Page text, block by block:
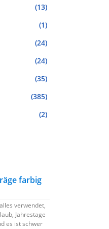
(13)
(1)
(24)
(24)
(35)
(385)
(2)
farbig
verwendet,
Jahrestage
es ist schwer